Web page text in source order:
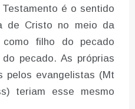
é o sentido
de Cristo no meio da
como filho do pecado
pecado. As próprias
pelos evangelistas (Mt
teriam esse mesmo